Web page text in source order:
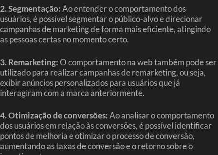
2. Segmentação:Ao entender o comportamento dos
usuários, é possível segmentar o público-alvo e direcionar
campanhas de marketing de forma mais eficiente, atingindo
as pessoas certas no momento certo.
3. Remarketing:O comportamento na web também pode ser
utilizado para realizar campanhas de remarketing, ou seja,
exibir anúncios personalizados para usuários que já
interagiram com a marca anteriormente.
4. Otimização de conversões:Ao analisar o comportamento
dos usuários em relação às conversões, é possível identificar
pontos de melhoria e otimizar o processo de conversão,
aumentando as taxas de conversão e o retorno sobre o